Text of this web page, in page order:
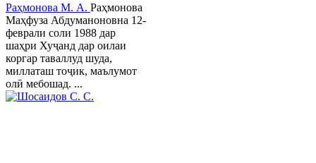
Раҳмонова М. А. Раҳмонова
Маҳфуза Абдуманоновна 12-
феврали соли 1988 дар
шаҳри Хуҷанд дар оилаи
коргар таваллуд шуда,
миллаташ тоҷик, маълумот
олӣ мебошад. ...